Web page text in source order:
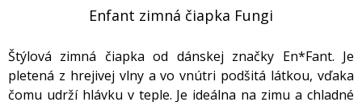
Enfant zimná čiapka Fungi
Štýlová zimná čiapka od dánskej značky En*Fant. Je
pletená z hrejivej vlny a vo vnútri podšitá látkou, vďaka
čomu udrží hlávku v teple. Je ideálna na zimu a chladné